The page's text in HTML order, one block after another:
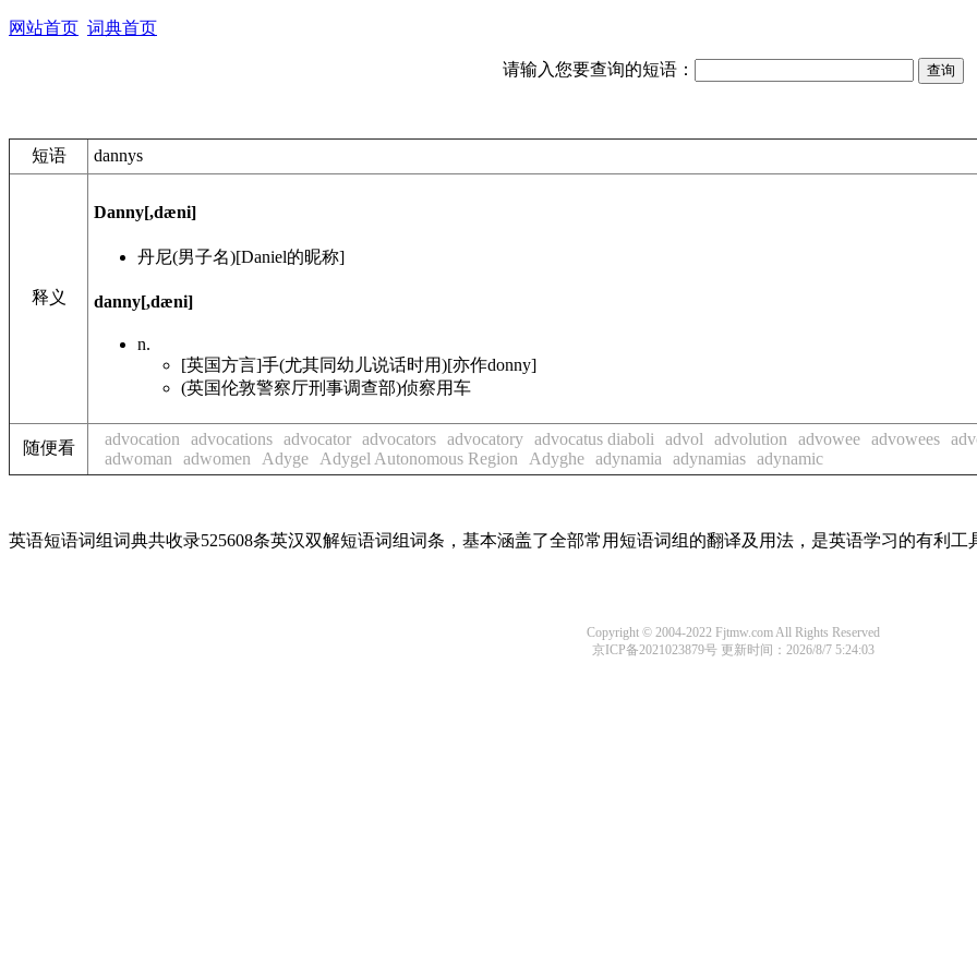
网站首页 词典首页
请输入您要查询的短语：
短语 dannys
释义
Danny[,dæni]
丹尼(男子名)[Daniel的昵称]
danny[,dæni]
n.
[英国方言]手(尤其同幼儿说话时用)[亦作donny]
(英国伦敦警察厅刑事调查部)侦察用车
随便看 advocation advocations advocator advocators advocatory advocatus diaboli advol advolution advowee advowees
adwoman
adwomen Adyge Adygel Autonomous Region Adyghe adynamia adynamias adynamic
英语短语词组词典共收录525608条英汉双解短语词组词条，基本涵盖了全部常用短语词组的翻译及用法，是英语学习的有利工
Copyright © 2004-2022 Fjtmw.com All Rights Reserved
京ICP备2021023879号 更新时间：2026/8/7 5:24:03